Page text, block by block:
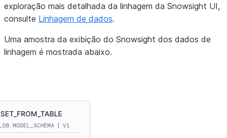
exploração mais detalhada da linhagem da Snowsight UI,
consulte Linhagem de dados.
Uma amostra da exibição do Snowsight dos dados de
linhagem é mostrada abaixo.